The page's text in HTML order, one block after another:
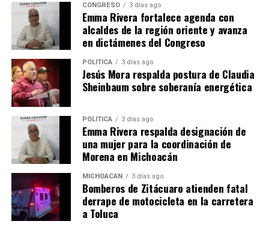
Me gusta esto:
Relacionado
Fiscalía General detiene a un
maestro, presunto
CONGRESO 3 días ago
Emma Rivera fortalece agenda con
alcaldes de la región oriente y avanza
en dictámenes del Congreso
POLÍTICA 3 días ago
Jesús Mora respalda postura de Claudia
Sheinbaum sobre soberanía energética
POLÍTICA 3 días ago
Emma Rivera respalda designación de
una mujer para la coordinación de
Morena en Michoacán
MICHOACÁN 3 días ago
Bomberos de Zitácuaro atienden fatal
derrape de motocicleta en la carretera
a Toluca